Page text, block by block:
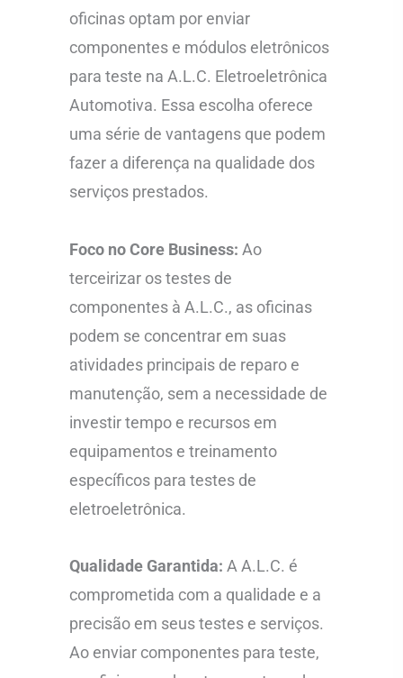
oficinas optam por enviar
componentes e módulos eletrônicos
para teste na A.L.C. Eletroeletrônica
Automotiva. Essa escolha oferece
uma série de vantagens que podem
fazer a diferença na qualidade dos
serviços prestados.
Foco no Core Business: Ao
terceirizar os testes de
componentes à A.L.C., as oficinas
podem se concentrar em suas
atividades principais de reparo e
manutenção, sem a necessidade de
investir tempo e recursos em
equipamentos e treinamento
específicos para testes de
eletroeletrônica.
Qualidade Garantida: A A.L.C. é
comprometida com a qualidade e a
precisão em seus testes e serviços.
Ao enviar componentes para teste,